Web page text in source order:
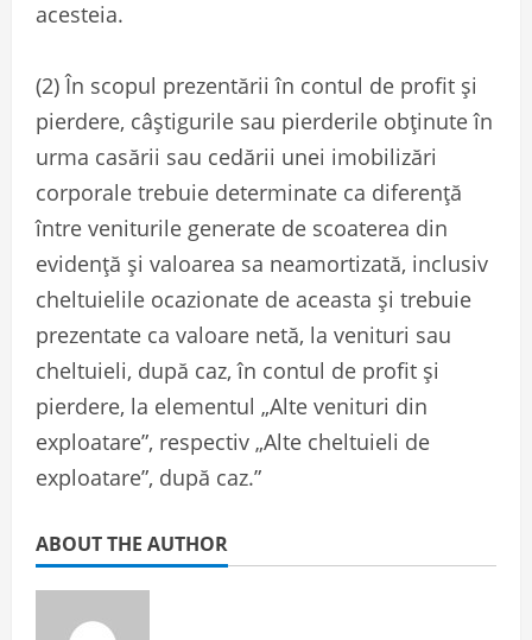
acesteia.
(2) În scopul prezentării în contul de profit și
pierdere, câștigurile sau pierderile obținute în
urma casării sau cedării unei imobilizări
corporale trebuie determinate ca diferență
între veniturile generate de scoaterea din
evidență și valoarea sa neamortizată, inclusiv
cheltuielile ocazionate de aceasta și trebuie
prezentate ca valoare netă, la venituri sau
cheltuieli, după caz, în contul de profit și
pierdere, la elementul „Alte venituri din
exploatare”, respectiv „Alte cheltuieli de
exploatare”, după caz.”
ABOUT THE AUTHOR